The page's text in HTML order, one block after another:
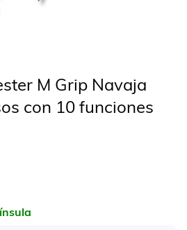
M Grip Navaja
con 10 funciones